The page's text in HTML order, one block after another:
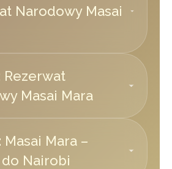
Lodge
Lodge
Narodowy Masai
Rezerwat
Masai Mara
Masai Mara –
Nairobi